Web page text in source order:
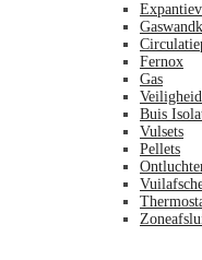
Fernox
Gas
Buis
Vulsets
Pellets